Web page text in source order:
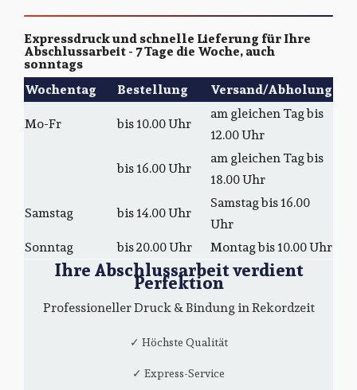
Expressdruck und schnelle Lieferung für Ihre
Abschlussarbeit - 7 Tage die Woche, auch
sonntags
Wochentag
Bestellung
Versand/Abholung
Mo-Fr
bis 10.00 Uhr
am gleichen Tag bis
12.00 Uhr
bis 16.00 Uhr
am gleichen Tag bis
18.00 Uhr
Samstag
bis 14.00 Uhr
Samstag bis 16.00
Uhr
Sonntag
bis 20.00 Uhr Montag bis 10.00 Uhr
Ihre Abschlussarbeit verdient
Perfektion
Professioneller Druck & Bindung in Rekordzeit
✓ Höchste Qualität
✓ Express-Service